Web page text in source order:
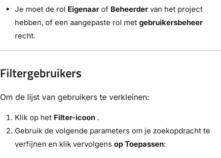
Je moet de rol Eigenaar of Beheerder van het project
hebben, of een aangepaste rol met gebruikersbeheer
recht.
Filtergebruikers
Om de lijst van gebruikers te verkleinen:
Klik op het Filter-icoon .
Gebruik de volgende parameters om je zoekopdracht te
verfijnen en klik vervolgens op Toepassen: